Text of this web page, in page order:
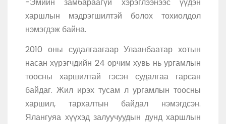
-Эмийн замбараагүй хэрэглээнээс үүдэн
харшлын мэдрэгшилтэй болох тохиолдол
нэмэгдэж байна.
2010 оны судалгаагаар Улаанбаатар хотын
насан хүрэгчдийн 24 орчим хувь нь ургамлын
тоосны харшилтай гэсэн судалгаа гарсан
байдаг. Жил ирэх тусам л ургамлын тоосны
харшил, тархалтын байдал нэмэгдсэн.
Ялангуяа хүүхэд залуучуудын дунд харшлын